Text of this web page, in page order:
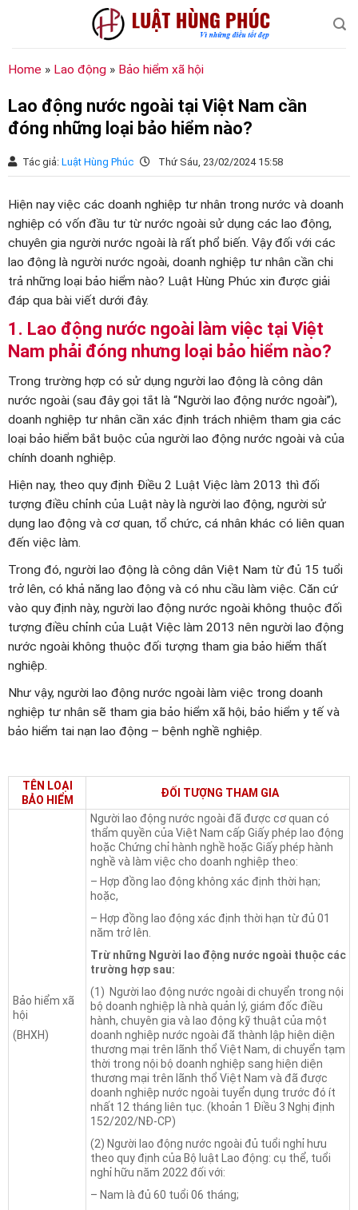
dung
Home » Lao động » Bảo hiểm xã hội
Lao động nước ngoài tại Việt Nam cần
đóng những loại bảo hiểm nào?
Tác giả: Luật Hùng Phúc Thứ Sáu, 23/02/2024 15:58
Hiện nay việc các doanh nghiệp tư nhân trong nước và doanh
nghiệp có vốn đầu tư từ nước ngoài sử dụng các lao động,
chuyên gia người nước ngoài là rất phổ biến. Vậy đối với các
lao động là người nước ngoài, doanh nghiệp tư nhân cần chi
trả những loại bảo hiểm nào? Luật Hùng Phúc xin được giải
đáp qua bài viết dưới đây.
1. Lao động nước ngoài làm việc tại Việt
Nam phải đóng nhưng loại bảo hiểm nào?
Trong trường hợp có sử dụng người lao động là công dân
nước ngoài (sau đây gọi tắt là “Người lao động nước ngoài”),
doanh nghiệp tư nhân cần xác định trách nhiệm tham gia các
loại bảo hiểm bắt buộc của người lao động nước ngoài và của
chính doanh nghiệp.
Hiện nay, theo quy định Điều 2 Luật Việc làm 2013 thì đối
tượng điều chỉnh của Luật này là người lao động, người sử
dụng lao động và cơ quan, tổ chức, cá nhân khác có liên quan
đến việc làm.
Trong đó, người lao động là công dân Việt Nam từ đủ 15 tuổi
trở lên, có khả năng lao động và có nhu cầu làm việc. Căn cứ
vào quy định này, người lao động nước ngoài không thuộc đối
tượng điều chỉnh của Luật Việc làm 2013 nên người lao động
nước ngoài không thuộc đối tượng tham gia bảo hiểm thất
nghiệp.
Như vậy, người lao động nước ngoài làm việc trong doanh
nghiệp tư nhân sẽ tham gia bảo hiểm xã hội, bảo hiểm y tế và
bảo hiểm tai nạn lao động – bệnh nghề nghiệp.
TÊN LOẠI
BẢO HIỂM
ĐỐI TƯỢNG THAM GIA
Bảo hiểm xã
hội
(BHXH)
Người lao động nước ngoài đã được cơ quan có
thẩm quyền của Việt Nam cấp Giấy phép lao động
hoặc Chứng chỉ hành nghề hoặc Giấy phép hành
nghề và làm việc cho doanh nghiệp theo:
– Hợp đồng lao động không xác định thời hạn;
hoặc,
– Hợp đồng lao động xác định thời hạn từ đủ 01
năm trở lên.
Trừ những Người lao động nước ngoài thuộc các
trường hợp sau:
(1) Người lao động nước ngoài di chuyển trong nội
bộ doanh nghiệp là nhà quản lý, giám đốc điều
hành, chuyên gia và lao động kỹ thuật của một
doanh nghiệp nước ngoài đã thành lập hiện diện
thương mại trên lãnh thổ Việt Nam, di chuyển tạm
thời trong nội bộ doanh nghiệp sang hiện diện
thương mại trên lãnh thổ Việt Nam và đã được
doanh nghiệp nước ngoài tuyển dụng trước đó ít
nhất 12 tháng liên tục. (khoản 1 Điều 3 Nghị định
152/202/NĐ-CP)
(2) Người lao động nước ngoài đủ tuổi nghỉ hưu
theo quy định của Bộ luật Lao động: cụ thể, tuổi
nghỉ hữu năm 2022 đối với:
– Nam là đủ 60 tuổi 06 tháng;